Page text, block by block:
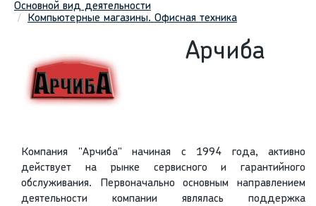
Основной вид деятельности
Компьютерные магазины. Офисная техника
Арчиба
Компания "Арчиба" начиная с 1994 года, активно
действует на рынке сервисного и гарантийного
обслуживания. Первоначально основным направлением
деятельности компании являлась поддержка